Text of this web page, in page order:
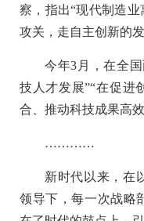
察，指出“现代制造
攻关，走自主创新的发
今年3月，在全
技人才发展”“在促进
合、推动科技成果高
…………
新时代以来，在
领导下，每一次战略